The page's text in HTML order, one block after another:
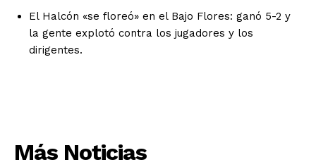
El Halcón «se floreó» en el Bajo Flores: ganó 5-2 y
la gente explotó contra los jugadores y los
dirigentes.
Más Noticias